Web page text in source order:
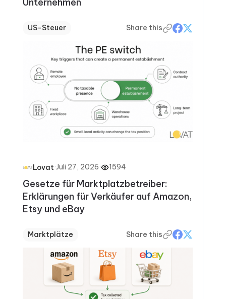
US-Steuer Share this
Lovat·Juli 27, 2026· 1594
Gesetze für Marktplatzbetreiber:
Erklärungen für Verkäufer auf Amazon,
Etsy und eBay
Marktplätze Share this